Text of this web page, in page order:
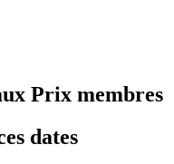
Prix membres
dates